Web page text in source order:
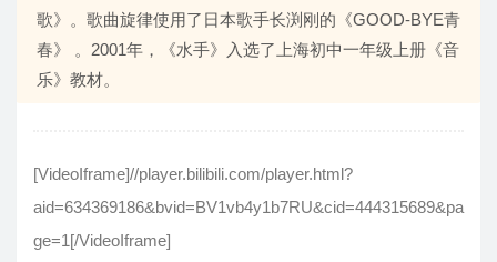
歌》。歌曲旋律使用了日本歌手长渕刚的《GOOD-BYE青
春》 。2001年，《水手》入选了上海初中一年级上册《音
乐》教材。
[VideoIframe]//player.bilibili.com/player.html?
aid=634369186&bvid=BV1vb4y1b7RU&cid=444315689&pa
ge=1[/VideoIframe]